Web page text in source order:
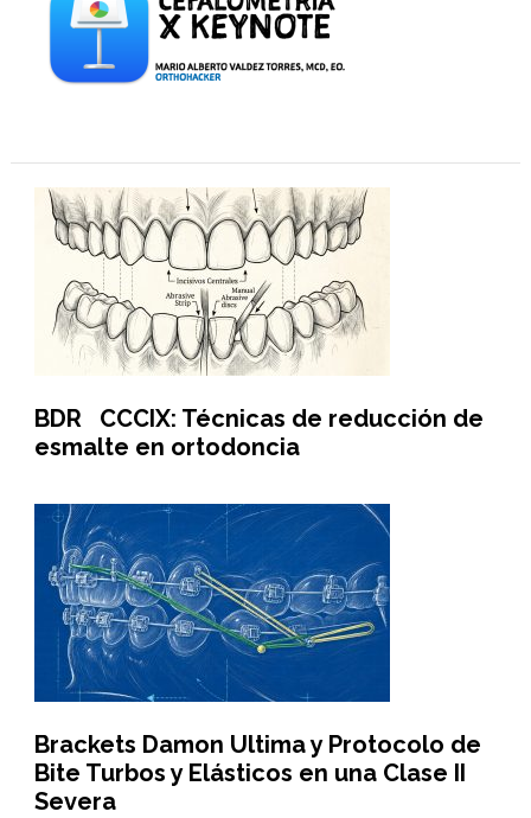
BDR CCCIX: Técnicas de reducción de
esmalte en ortodoncia
Brackets Damon Ultima y Protocolo de
Bite Turbos y Elásticos en una Clase II
Severa